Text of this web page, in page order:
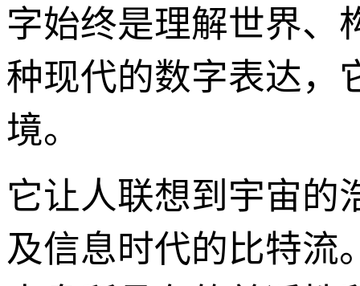
字始终是理解世界、
种现代的数字表达，
境。
它让人联想到宇宙的
及信息时代的比特流